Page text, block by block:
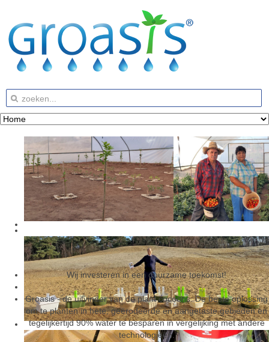
Wij investeren in een duurzame toekomst!
Groasis - de uitvinder van de plant cocoons. De beste oplossing
om te planten in hete, geërodeerde en aangetaste gebieden en
tegelijkertijd 90% water te besparen in vergelijking met andere
technologieën.